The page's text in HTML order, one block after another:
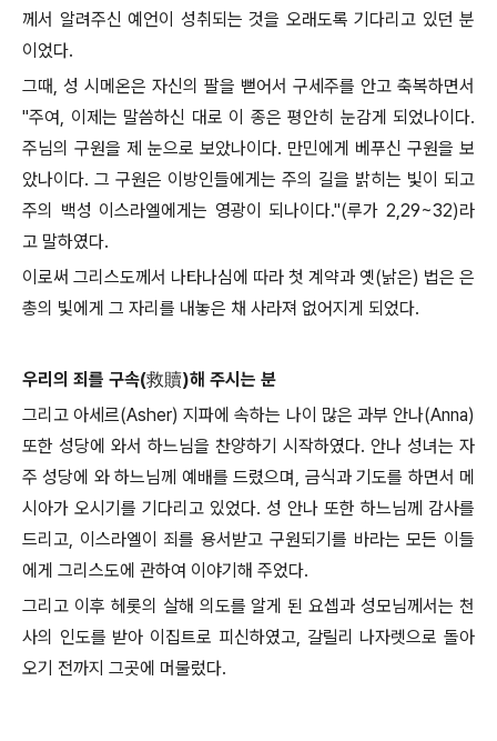
께서 알려주신 예언이 성취되는 것을 오래도록 기다리고 있던 분
이었다.
그때, 성 시메온은 자신의 팔을 뻗어서 구세주를 안고 축복하면서
"주여, 이제는 말씀하신 대로 이 종은 평안히 눈감게 되었나이다.
주님의 구원을 제 눈으로 보았나이다. 만민에게 베푸신 구원을 보
았나이다. 그 구원은 이방인들에게는 주의 길을 밝히는 빛이 되고
주의 백성 이스라엘에게는 영광이 되나이다."(루가 2,29~32)라
고 말하였다.
이로써 그리스도께서 나타나심에 따라 첫 계약과 옛(낡은) 법은 은
총의 빛에게 그 자리를 내놓은 채 사라져 없어지게 되었다.
우리의 죄를 구속(救贖)해 주시는 분
그리고 아세르(Asher) 지파에 속하는 나이 많은 과부 안나(Anna)
또한 성당에 와서 하느님을 찬양하기 시작하였다. 안나 성녀는 자
주 성당에 와 하느님께 예배를 드렸으며, 금식과 기도를 하면서 메
시아가 오시기를 기다리고 있었다. 성 안나 또한 하느님께 감사를
드리고, 이스라엘이 죄를 용서받고 구원되기를 바라는 모든 이들
에게 그리스도에 관하여 이야기해 주었다.
그리고 이후 헤롯의 살해 의도를 알게 된 요셉과 성모님께서는 천
사의 인도를 받아 이집트로 피신하였고, 갈릴리 나자렛으로 돌아
오기 전까지 그곳에 머물렀다.